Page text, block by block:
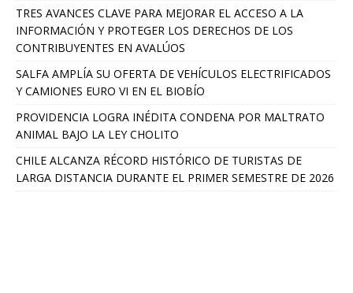
TRES AVANCES CLAVE PARA MEJORAR EL ACCESO A LA
INFORMACIÓN Y PROTEGER LOS DERECHOS DE LOS
CONTRIBUYENTES EN AVALÚOS
SALFA AMPLÍA SU OFERTA DE VEHÍCULOS ELECTRIFICADOS
Y CAMIONES EURO VI EN EL BIOBÍO
PROVIDENCIA LOGRA INÉDITA CONDENA POR MALTRATO
ANIMAL BAJO LA LEY CHOLITO
CHILE ALCANZA RÉCORD HISTÓRICO DE TURISTAS DE
LARGA DISTANCIA DURANTE EL PRIMER SEMESTRE DE 2026